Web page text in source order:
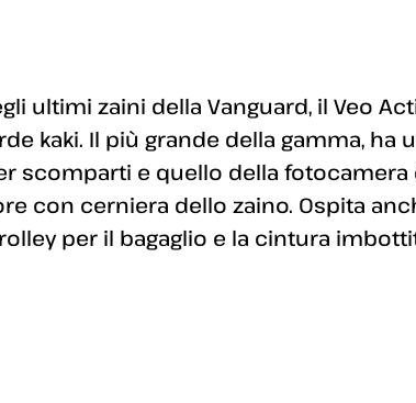
ultimi zaini della Vanguard, il Veo
kaki. Il più grande della gamma, ha
scomparti e quello della fotocamera
con cerniera dello zaino. Ospita
per il bagaglio e la cintura